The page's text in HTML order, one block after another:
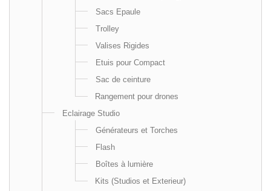
Sacs Epaule
Trolley
Valises Rigides
Etuis pour Compact
Sac de ceinture
Rangement pour drones
Eclairage Studio
Générateurs et Torches
Flash
Boîtes à lumière
Kits (Studios et Exterieur)